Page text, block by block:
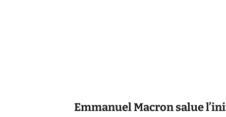
Emmanuel Macron salue